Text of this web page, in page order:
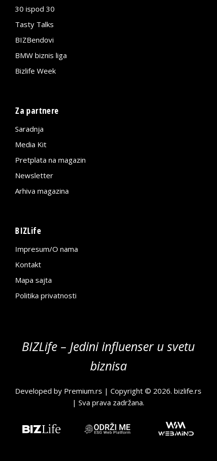
30 ispod 30
Tasty Talks
BIZBendovi
BMW biznis liga
Bizlife Week
Za partnere
Saradnja
Media Kit
Pretplata na magazin
Newsletter
Arhiva magazina
BIZLife
Impresum/O nama
Kontakt
Mapa sajta
Politika privatnosti
BIZLife – Jedini influenser u svetu
biznisa
Developed by Premium.rs | Copyright © 2026.bizlife.rs
| Sva prava zadržana.